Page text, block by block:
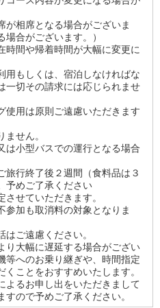
相席となる場合がございま
合がございます。）
間や帰着時間が大幅に変更に
もしくは、宿泊しなければな
一切その請求には応じられませ
用は原則ご遠慮いただきます
せん。
小型バスでの運行となる場合
行終了後２週間（食料品は３
予めご了承ください
せていただきます。
加も取消料の対象となりま
ご遠慮ください。
大幅に遅延する場合がござい
等へのお乗り継ぎや、時間指定
ことをおすすめいたします。
よるお申し出をいただきまして
ので予めご了承ください。